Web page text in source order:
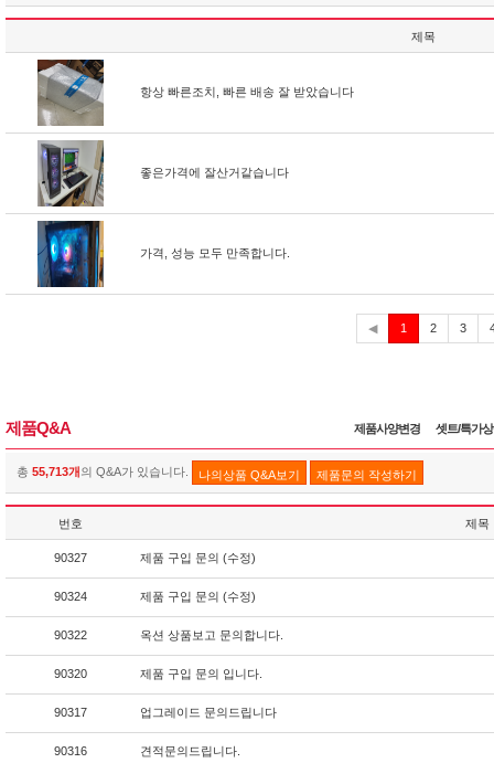
제목
항상 빠른조치, 빠른 배송 잘 받았습니다
좋은가격에 잘산거같습니다
가격, 성능 모두 만족합니다.
◀ 1
재
2 3
제품Q&A 제품사양변경 셋트/특가
총 55,713개의 Q&A가 있습니다. 나의상품 Q&A보기 제품문의 작성하기
번호 제목
90327 제품 구입 문의 (수정)
90324 제품 구입 문의 (수정)
90322 옥션 상품보고 문의합니다.
90320 제품 구입 문의 입니다.
90317 업그레이드 문의드립니다
90316 견적문의드립니다.